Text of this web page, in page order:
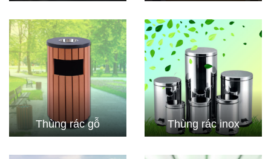
Thùng rác gỗ Thùng rác inox